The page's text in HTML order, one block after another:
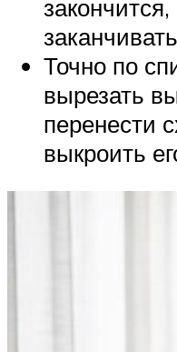
закончится,
Точно по
вырезать
перенести
выкроить